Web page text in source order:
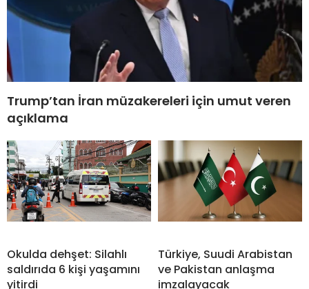
Trump’tan İran müzakereleri için umut veren
açıklama
Okulda dehşet: Silahlı
saldırıda 6 kişi yaşamını
yitirdi
Türkiye, Suudi Arabistan
ve Pakistan anlaşma
imzalayacak